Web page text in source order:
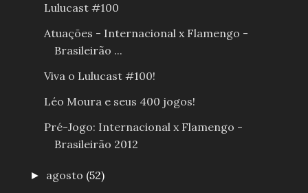
Lulucast #100
Atuações - Internacional x Flamengo -
Brasileirão ...
Viva o Lulucast #100!
Léo Moura e seus 400 jogos!
Pré-Jogo: Internacional x Flamengo -
Brasileirão 2012
► agosto (52)